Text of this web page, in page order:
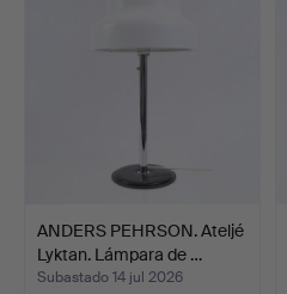
ANDERS PEHRSON. Ateljé
Lyktan. Lámpara de …
Subastado 14 jul 2026